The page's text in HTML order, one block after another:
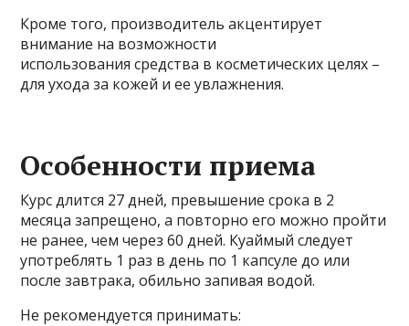
Кроме того, производитель акцентирует
внимание на возможности
использования средства в косметических целях –
для ухода за кожей и ее увлажнения.
Особенности приема
Курс длится 27 дней, превышение срока в 2
месяца запрещено, а повторно его можно пройти
не ранее, чем через 60 дней. Куаймый следует
употреблять 1 раз в день по 1 капсуле до или
после завтрака, обильно запивая водой.
Не рекомендуется принимать: